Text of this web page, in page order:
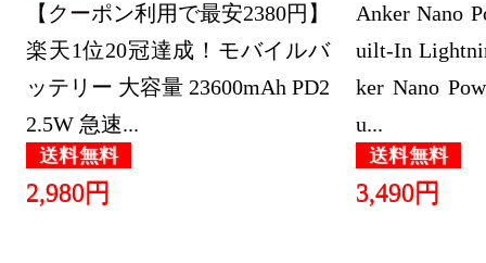
ランキング：
2026/07/26
ランキング：
2026/07/25
【クーポン利用で最安2380円】
楽天1位20冠達成！モバイルバ
ッテリー 大容量 23600mAh PD2
2.5W 急速...
送料無料
2,980円
Anker Nano
uilt-In
ker Nano
u...
送料無料
3,490円